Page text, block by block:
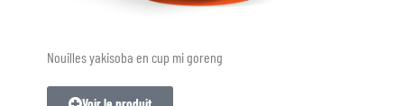
Nouilles yakisoba en cup mi goreng